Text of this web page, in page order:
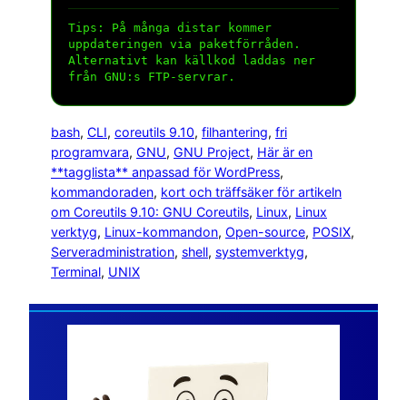
Tips: På många distar kommer
uppdateringen via paketförråden.
Alternativt kan källkod laddas ner
från GNU:s FTP-servrar.
bash, CLI, coreutils 9.10, filhantering, fri
programvara, GNU, GNU Project, Här är en
**tagglista** anpassad för WordPress
kommandoraden, kort och träffsäker för artikeln
om Coreutils 9.10: GNU Coreutils, Linux, Linux
verktyg, Linux-kommandon, Open-source, POSIX
Serveradministration, shell, systemverktyg
Terminal, UNIX